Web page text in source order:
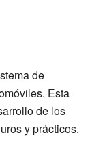
de
Esta
de los
y prácticos.